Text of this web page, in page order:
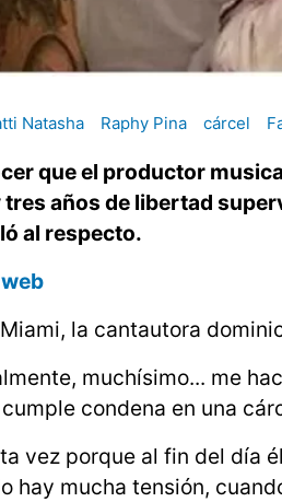
Natasha Raphy Pina cárcel
que el productor
años de libertad
al respecto.
la cantautora
muchísimo... me
condena en una
vez porque al fin del día
hay mucha tensión,